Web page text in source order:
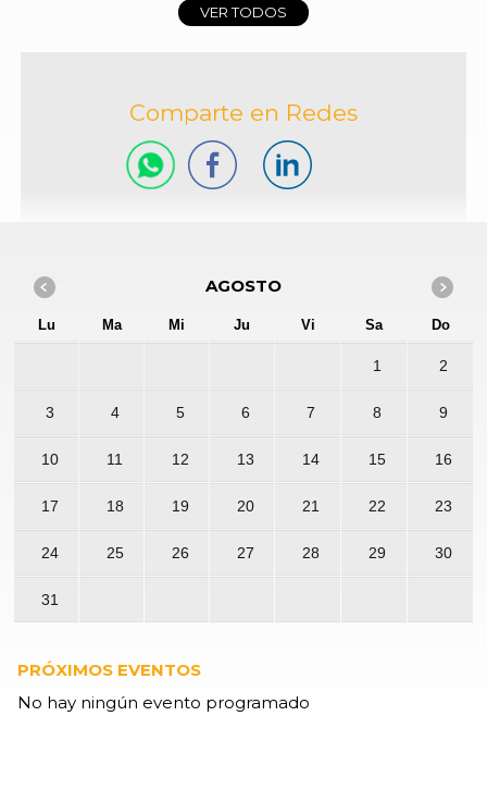
VER TODOS
Comparte en Redes
AGOSTO
Lu Ma Mi Ju Vi Sa Do
1 2
3 4 5 6 7 8 9
10 11 12 13 14 15 16
17 18 19 20 21 22 23
24 25 26 27 28 29 30
31
PRÓXIMOS EVENTOS
No hay ningún evento programado